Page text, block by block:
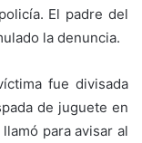
El padre del
la denuncia.
fue divisada
de juguete en
para avisar al